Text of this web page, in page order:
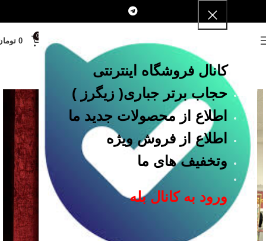
کانال فروشگاه اینترنتی
حجاب برتر جباری( زیگرز )
اطلاع از محصولات جدید ما
اطلاع از فروش ویژه
وتخفیف های ما
ورود به کانال بله
0
0